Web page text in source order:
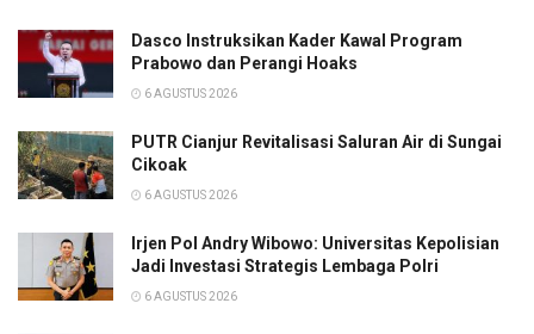
Dasco Instruksikan Kader Kawal Program
Prabowo dan Perangi Hoaks
6 AGUSTUS 2026
PUTR Cianjur Revitalisasi Saluran Air di Sungai
Cikoak
6 AGUSTUS 2026
Irjen Pol Andry Wibowo: Universitas Kepolisian
Jadi Investasi Strategis Lembaga Polri
6 AGUSTUS 2026